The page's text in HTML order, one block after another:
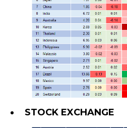
STOCK EXCHANGE